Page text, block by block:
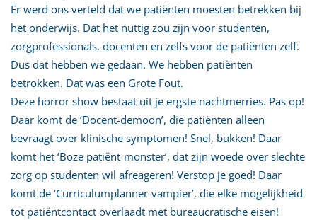
Er werd ons verteld dat we patiënten moesten betrekken bij
het onderwijs. Dat het nuttig zou zijn voor studenten,
zorgprofessionals, docenten en zelfs voor de patiënten zelf.
Dus dat hebben we gedaan. We hebben patiënten
betrokken. Dat was een Grote Fout.
Deze horror show bestaat uit je ergste nachtmerries. Pas op!
Daar komt de ‘Docent-demoon’, die patiënten alleen
bevraagt over klinische symptomen! Snel, bukken! Daar
komt het ‘Boze patiënt-monster’, dat zijn woede over slechte
zorg op studenten wil afreageren! Verstop je goed! Daar
komt de ‘Curriculumplanner-vampier’, die elke mogelijkheid
tot patiëntcontact overlaadt met bureaucratische eisen!